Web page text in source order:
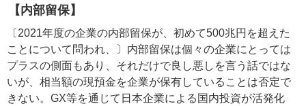
【内部留保】
〔2021年度の企業の内部留保が、初めて500兆円を超えた
ことについて問われ、〕内部留保は個々の企業にとっては
プラスの側面もあり、それだけで良し悪しを言う話ではな
いが、相当額の現預金を企業が保有していることは否定で
きない。GX等を通じて日本企業による国内投資が活発化